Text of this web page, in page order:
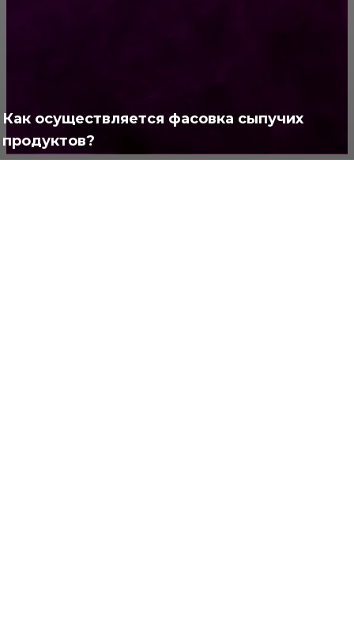
Как осуществляется фасовка сыпучих
продуктов?